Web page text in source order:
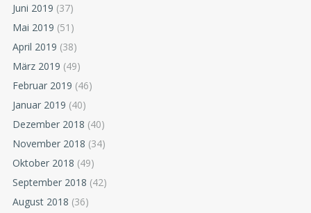
Juni 2019 (37)
Mai 2019 (51)
April 2019 (38)
März 2019 (49)
Februar 2019 (46)
Januar 2019 (40)
Dezember 2018 (40)
November 2018 (34)
Oktober 2018 (49)
September 2018 (42)
August 2018 (36)